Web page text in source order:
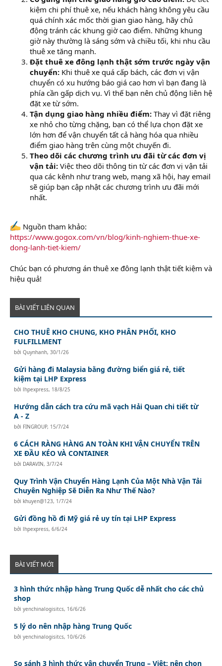
kiệm chi phí thuê xe, nếu khách hàng không yêu cầu
quá chính xác mốc thời gian giao hàng, hãy chủ
động tránh các khung giờ cao điểm. Những khung
giờ này thường là sáng sớm và chiều tối, khi nhu cầu
thuê xe tăng mạnh.
Đặt thuê xe đông lạnh thật sớm trước ngày vận
chuyển: Khi thuê xe quá cấp bách, các đơn vị vận
chuyển có xu hướng báo giá cao hơn vì bạn đang là
phía cần gấp dịch vụ. Vì thế bạn nên chủ động liên hệ
đặt xe từ sớm.
Tận dụng giao hàng nhiều điểm: Thay vì đặt riêng
xe nhỏ cho từng chặng, bạn có thể lựa chọn đặt xe
lớn hơn để vận chuyển tất cả hàng hóa qua nhiều
điểm giao hàng trên cùng một chuyến đi.
Theo dõi các chương trình ưu đãi từ các đơn vị
vận tải: Việc theo dõi thông tin từ các đơn vị vận tải
qua các kênh như trang web, mạng xã hội, hay email
sẽ giúp bạn cập nhật các chương trình ưu đãi mới
nhất.
Nguồn tham khảo:
https://www.gogox.com/vn/blog/kinh-nghiem-thue-xe-
dong-lanh-tiet-kiem/
Chúc bạn có phương án thuê xe đông lạnh thật tiết kiệm và
hiệu quả!
BÀI VIẾT LIÊN QUAN
CHO THUÊ KHO CHUNG, KHO PHÂN PHỐI, KHO
FULFILLMENT
bởiQuynhanh,30/1/26
Gửi hàng đi Malaysia bằng đường biển giá rẻ, tiết
kiệm tại LHP Express
bởilhpexpress, 18/8/25
Hướng dẫn cách tra cứu mã vạch Hải Quan chi tiết từ
A - Z
bởi FINGROUP, 15/7/24
6 CÁCH RÀNG HÀNG AN TOÀN KHI VẬN CHUYỂN TRÊN
XE ĐẦU KÉO VÀ CONTAINER
bởi DARAVIN,3/7/24
Quy Trình Vận Chuyển Hàng Lạnh Của Một Nhà Vận Tải
Chuyên Nghiệp Sẽ Diễn Ra Như Thế Nào?
bởikhuyen@123, 1/7/24
Gửi đồng hồ đi Mỹ giá rẻ uy tín tại LHP Express
bởilhpexpress,6/6/24
BÀI VIẾT MỚI
3 hình thức nhập hàng Trung Quốc dễ nhất cho các chủ
shop
bởiyenchinalogisitcs, 16/6/26
5 lý do nên nhập hàng Trung Quốc
bởiyenchinalogisitcs, 10/6/26
So sánh 3 hình thức vận chuyển Trung – Việt: nên chọn